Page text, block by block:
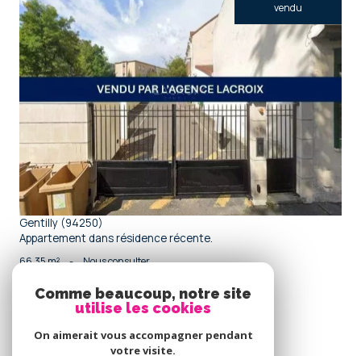
vendu
voir le bien
Gentilly (94250)
Appartement dans résidence récente.
66,35 m² - Nous consulter
connecter
Comme beaucoup, notre site
utilise les cookies
On aimerait vous accompagner pendant
votre visite.